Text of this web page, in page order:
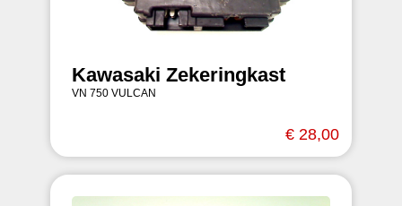
Kawasaki Zekeringkast
VN 750 VULCAN
€ 28,00